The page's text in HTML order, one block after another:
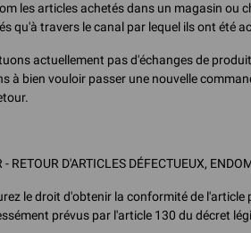
les articles achetés dans un magasin ou
qu'à travers le canal par lequel ils ont été
actuellement pas d'échanges de
à bien vouloir passer une nouvelle
RETOUR D'ARTICLES DÉFECTUEUX,
le droit d'obtenir la conformité de
prévus par l'article 130 du décret